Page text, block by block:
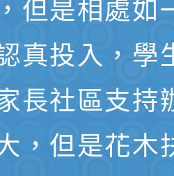
但是相處如
真投入，學
長社區支持
，但是花木